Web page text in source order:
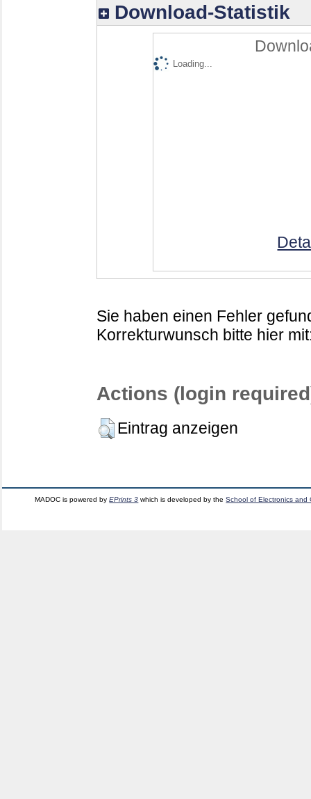
Download-Statistik
Loading...
Sie haben einen Fehler
Korrekturwunsch bitte hier
Actions (login
Eintrag anzeigen
MADOC is powered byEPrints 3 which is developed by theSchool of Electronics and